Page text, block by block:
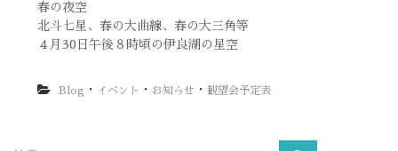
春の夜空
北斗七星、春の大曲線、春の大三角等
４月30日午後８時頃の伊良湖の星空
Blog ・ イベント ・ お知らせ ・ 観望会予定表
検